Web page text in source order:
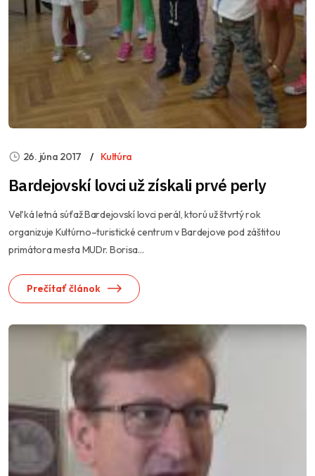
26. júna 2017 Kultúra
Bardejovskí lovci už získali prvé perly
Veľká letná súťaž Bardejovskí lovci perál, ktorú už štvrtý rok
organizuje Kultúrno–turistické centrum v Bardejove pod záštitou
primátora mesta MUDr. Borisa...
Prečítať článok